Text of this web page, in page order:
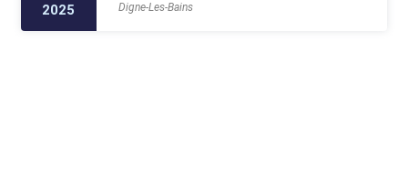
2025
Digne-Les-Bains